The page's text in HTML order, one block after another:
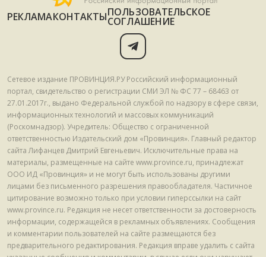
РЕКЛАМАКОНТАКТЫПОЛЬЗОВАТЕЛЬСКОЕ
СОГЛАШЕНИЕ
Сетевое издание ПРОВИНЦИЯ.РУ Российский информационный
портал, свидетельство о регистрации СМИ ЭЛ № ФС 77 – 68463 от
27.01.2017г., выдано Федеральной службой по надзору в сфере связи,
информационных технологий и массовых коммуникаций
(Роскомнадзор). Учредитель: Общество с ограниченной
ответственностью Издательский дом «Провинция». Главный редактор
сайта Лифанцев Дмитрий Евгеньевич. Исключительные права на
материалы, размещенные на сайте www.province.ru, принадлежат
ООО ИД «Провинция» и не могут быть использованы другими
лицами без письменного разрешения правообладателя. Частичное
цитирование возможно только при условии гиперссылки на сайт
www.province.ru. Редакция не несет ответственности за достоверность
информации, содержащейся в рекламных объявлениях. Сообщения
и комментарии пользователей на сайте размещаются без
предварительного редактирования. Редакция вправе удалить с сайта